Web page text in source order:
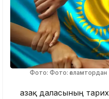
Фото: Фото: ғаламтордан
Қазақ даласының